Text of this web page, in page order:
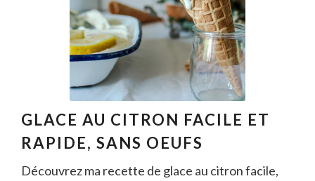
GLACE AU CITRON FACILE ET
RAPIDE, SANS OEUFS
Découvrez ma recette de glace au citron facile,